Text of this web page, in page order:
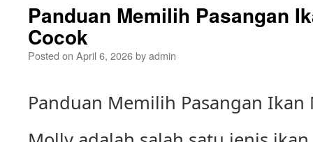
Panduan Memilih Pasangan
Cocok
Posted on April 6, 2026byadmin
Panduan Memilih Pasangan Ikan